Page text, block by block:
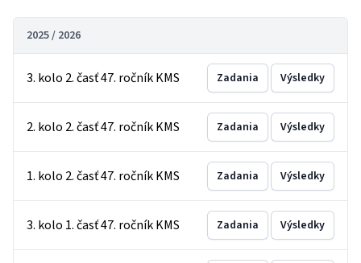
2025 / 2026
3. kolo 2. časť 47. ročník KMS Zadania Výsledky
2. kolo 2. časť 47. ročník KMS Zadania Výsledky
1. kolo 2. časť 47. ročník KMS Zadania Výsledky
3. kolo 1. časť 47. ročník KMS Zadania Výsledky